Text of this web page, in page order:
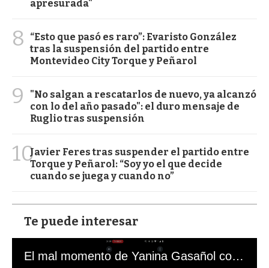
apresurada"
8
“Esto que pasó es raro”: Evaristo González
tras la suspensión del partido entre
Montevideo City Torque y Peñarol
9
"No salgan a rescatarlos de nuevo, ya alcanzó
con lo del año pasado": el duro mensaje de
Ruglio tras suspensión
10Javier Feres tras suspender el partido entre
Torque y Peñarol: “Soy yo el que decide
cuando se juega y cuando no”
Te puede interesar
El mal momento de Yanina Gasañol con un hincha argentino en "Subrayado"